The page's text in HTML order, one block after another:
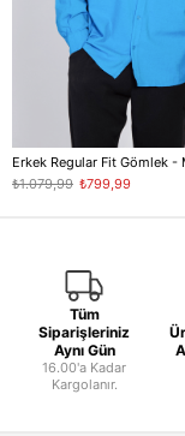
Erkek Regular Fit Gömlek -
₺799,99
₺1.079,99
Tüm
Siparişleriniz
Aynı Gün
16.00'a Kadar
Kargolanır.